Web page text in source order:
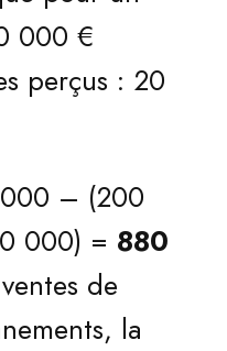
000 €
perçus : 20
– (200
000) = 880
de
la